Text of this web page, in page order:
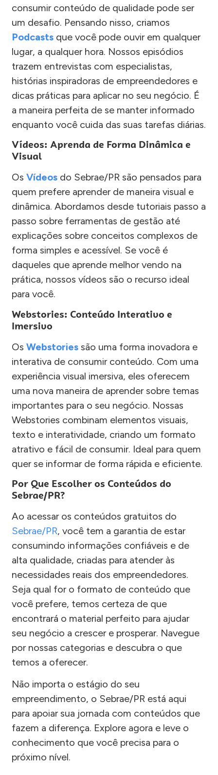
consumir conteúdo de qualidade pode ser
um desafio. Pensando nisso, criamos
Podcasts que você pode ouvir em qualquer
lugar, a qualquer hora. Nossos episódios
trazem entrevistas com especialistas,
histórias inspiradoras de empreendedores e
dicas práticas para aplicar no seu negócio. É
a maneira perfeita de se manter informado
enquanto você cuida das suas tarefas diárias.
Vídeos: Aprenda de Forma Dinâmica e
Visual
Os Vídeos do Sebrae/PR são pensados para
quem prefere aprender de maneira visual e
dinâmica. Abordamos desde tutoriais passo a
passo sobre ferramentas de gestão até
explicações sobre conceitos complexos de
forma simples e acessível. Se você é
daqueles que aprende melhor vendo na
prática, nossos vídeos são o recurso ideal
para você.
Webstories: Conteúdo Interativo e
Imersivo
Os Webstories são uma forma inovadora e
interativa de consumir conteúdo. Com uma
experiência visual imersiva, eles oferecem
uma nova maneira de aprender sobre temas
importantes para o seu negócio. Nossas
Webstories combinam elementos visuais,
texto e interatividade, criando um formato
atrativo e fácil de consumir. Ideal para quem
quer se informar de forma rápida e eficiente.
Por Que Escolher os Conteúdos do
Sebrae/PR?
Ao acessar os conteúdos gratuitos do
Sebrae/PR, você tem a garantia de estar
consumindo informações confiáveis e de
alta qualidade, criadas para atender às
necessidades reais dos empreendedores.
Seja qual for o formato de conteúdo que
você prefere, temos certeza de que
encontrará o material perfeito para ajudar
seu negócio a crescer e prosperar. Navegue
por nossas categorias e descubra o que
temos a oferecer.
Não importa o estágio do seu
empreendimento, o Sebrae/PR está aqui
para apoiar sua jornada com conteúdos que
fazem a diferença. Explore agora e leve o
conhecimento que você precisa para o
próximo nível.